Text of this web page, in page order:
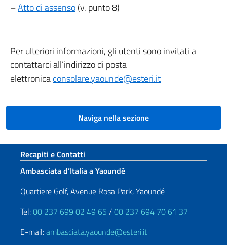
–Atto di assenso(v. punto 8)
Per ulteriori informazioni, gli utenti sono invitati a
contattarci all’indirizzo di posta
elettronicaconsolare.yaounde@esteri.it
Naviga nella sezione
Sezione footer
Recapiti e Contatti
Ambasciata d’Italia a Yaoundé
Quartiere Golf, Avenue Rosa Park, Yaoundé
Tel:00 237 699 02 49 65 /00 237 694 70 61 37
E-mail:ambasciata.yaounde@esteri.it